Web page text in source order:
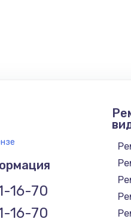
16-70
16-70